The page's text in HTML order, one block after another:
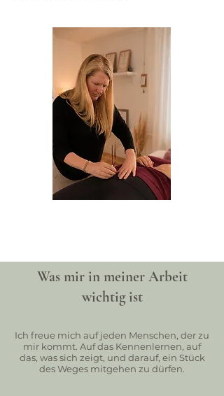
Was mir in meiner Arbeit
wichtig ist
Ich freue mich auf jeden Menschen, der zu
mir kommt. Auf das Kennenlernen, auf
das, was sich zeigt, und darauf, ein Stück
des Weges mitgehen zu dürfen.